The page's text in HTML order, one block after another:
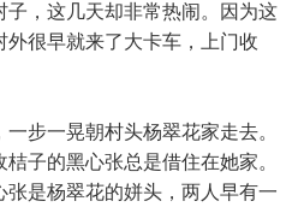
子，这几天却非常热闹。因为这
外很早就来了大卡车，上门收
一晃朝村头杨翠花家走去。
子的黑心张总是借住在她家。
是杨翠花的姘头，两人早有一